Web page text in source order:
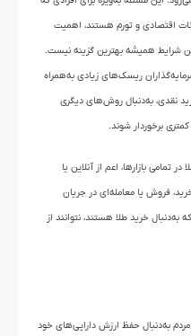
اقتصادی و تورم هستند، اهمیت
شرایط همیشه بهترین گزینه نیست.
ریسک‌های زیادی به‌همراه
نقدی، به‌دنبال روش‌های دیگری
برخوردار شوند.
تمامی بازارها، اعم از آنلاین یا
فروش یا معامله‌ای در جریان
خرید طلا هستند، نتوانند از
مردم به‌دنبال حفظ ارزش دارایی‌های خود